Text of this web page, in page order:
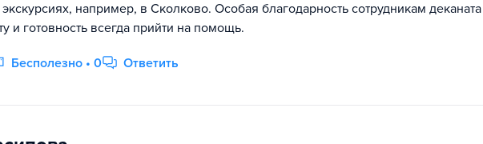
например, в Сколково. Особая благодарность сотрудникам
и готовность всегда прийти на помощь.
Бесполезно • 0 Ответить